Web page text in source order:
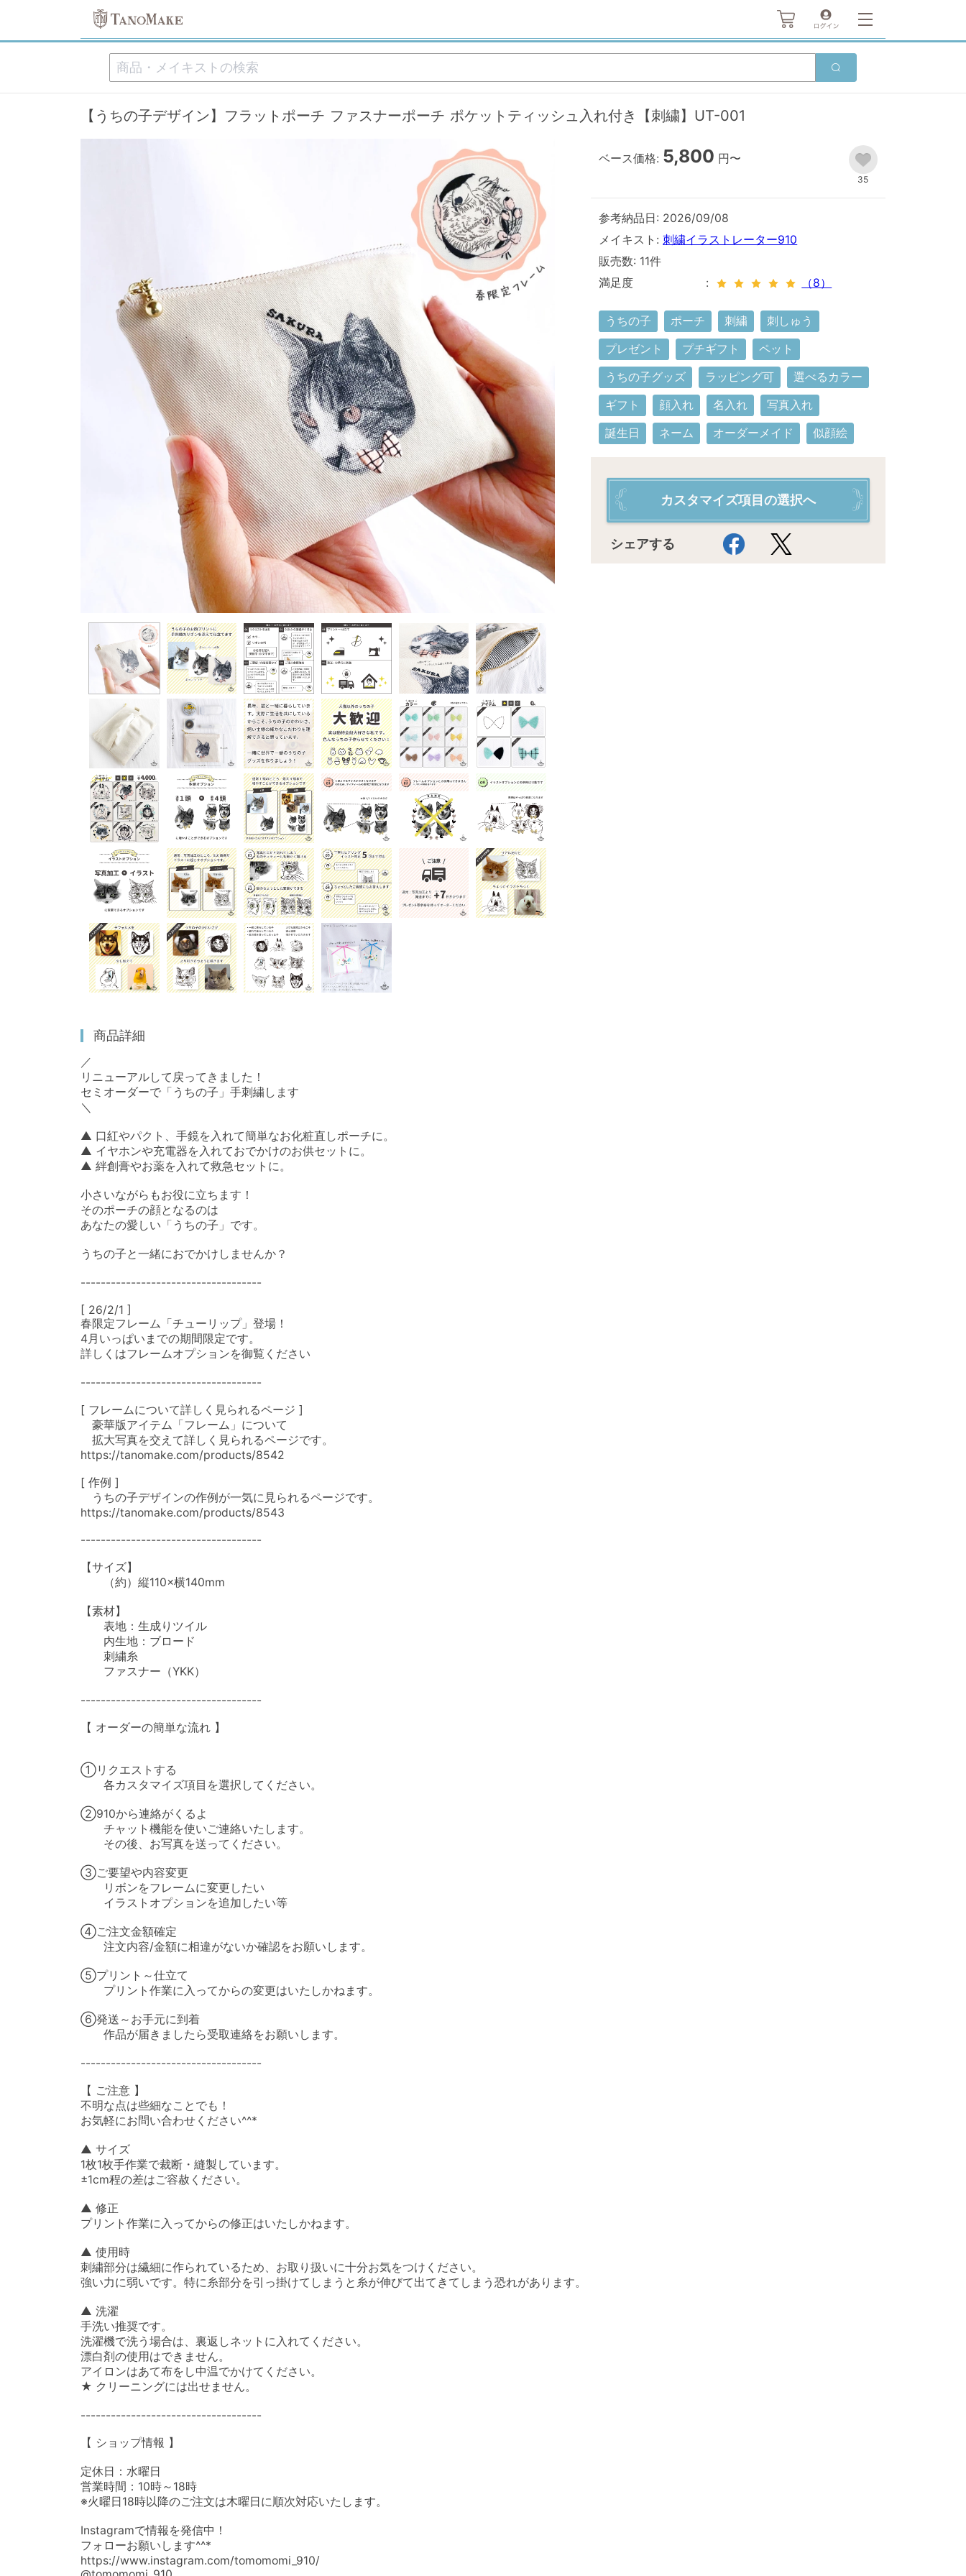
【うちの子デザイン】フラットポーチ ファスナーポーチ ポケットティッシュ入れ付き【刺繍】UT-001
ベース価格: 5,800 円〜
35
参考納品日: 2026/09/08
メイキスト:刺繍イラストレーター910
販売数: 11件
満足度
（8）
うちの子 ポーチ 刺繍 刺しゅう
プレゼント プチギフト ペット
うちの子グッズ ラッピング可 選べるカラー
ギフト 顔入れ 名入れ 写真入れ
誕生日 ネーム オーダーメイド 似顔絵
カスタマイズ項目の選択へ
シェアする
商品詳細
／
リニューアルして戻ってきました！
セミオーダーで「うちの子」手刺繍します
＼
▲ 口紅やパクト、手鏡を入れて簡単なお化粧直しポーチに。
▲ イヤホンや充電器を入れておでかけのお供セットに。
▲ 絆創膏やお薬を入れて救急セットに。
小さいながらもお役に立ちます！
そのポーチの顔となるのは
あなたの愛しい「うちの子」です。
うちの子と一緒におでかけしませんか？
------------------------------------
[ 26/2/1 ]
春限定フレーム「チューリップ」登場！
4月いっぱいまでの期間限定です。
詳しくはフレームオプションを御覧ください
------------------------------------
[ フレームについて詳しく見られるページ ]
豪華版アイテム「フレーム」について
拡大写真を交えて詳しく見られるページです。
https://tanomake.com/products/8542
[ 作例 ]
うちの子デザインの作例が一気に見られるページです。
https://tanomake.com/products/8543
------------------------------------
【サイズ】
（約）縦110×横140mm
【素材】
表地：生成りツイル
内生地：ブロード
刺繍糸
ファスナー（YKK）
------------------------------------
【 オーダーの簡単な流れ 】
①リクエストする
各カスタマイズ項目を選択してください。
②910から連絡がくるよ
チャット機能を使いご連絡いたします。
その後、お写真を送ってください。
③ご要望や内容変更
リボンをフレームに変更したい
イラストオプションを追加したい等
④ご注文金額確定
注文内容/金額に相違がないか確認をお願いします。
⑤プリント～仕立て
プリント作業に入ってからの変更はいたしかねます。
⑥発送～お手元に到着
作品が届きましたら受取連絡をお願いします。
------------------------------------
【 ご注意 】
不明な点は些細なことでも！
お気軽にお問い合わせください^^*
▲ サイズ
1枚1枚手作業で裁断・縫製しています。
±1cm程の差はご容赦ください。
▲ 修正
プリント作業に入ってからの修正はいたしかねます。
▲ 使用時
刺繍部分は繊細に作られているため、お取り扱いに十分お気をつけください。
強い力に弱いです。特に糸部分を引っ掛けてしまうと糸が伸びて出てきてしまう恐れがあります。
▲ 洗濯
手洗い推奨です。
洗濯機で洗う場合は、裏返しネットに入れてください。
漂白剤の使用はできません。
アイロンはあて布をし中温でかけてください。
★ クリーニングには出せません。
------------------------------------
【 ショップ情報 】
定休日：水曜日
営業時間：10時～18時
※火曜日18時以降のご注文は木曜日に順次対応いたします。
Instagramで情報を発信中！
フォローお願いします^^*
https://www.instagram.com/tomomomi_910/